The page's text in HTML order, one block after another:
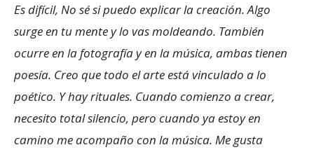
Es difícil, No sé si puedo explicar la creación. Algo
surge en tu mente y lo vas moldeando. También
ocurre en la fotografía y en la música, ambas tienen
poesía. Creo que todo el arte está vinculado a lo
poético. Y hay rituales. Cuando comienzo a crear,
necesito total silencio, pero cuando ya estoy en
camino me acompaño con la música. Me gusta